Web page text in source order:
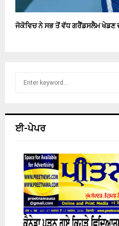
ਜੋਕੋਵਿਚ ਨੇ ਸਭ ਤੋਂ ਵੱਧ ਗਰੈਂਡਸਲੈਮ ਖੇਡਣ
h
ਈ-ਪੇਪਰ